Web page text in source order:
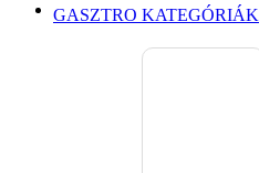
GASZTRO KATEGÓRIÁK